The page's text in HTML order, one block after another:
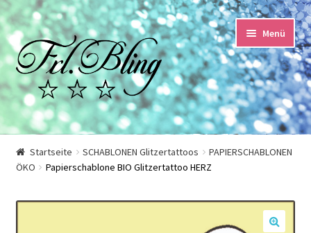
Zur
Navigation
springen
Springe
zum
Inhalt
Menü
Start
AGB und Kundeninformationen
Startseite SCHABLONEN Glitzertattoos
PAPIERSCHABLONEN
ÖKO
Papierschablone BIO Glitzertattoo HERZ